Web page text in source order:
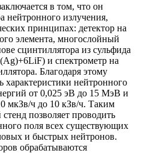
в том, что он
нейтронного излучения,
принципах: детектор на
элемента, многослойный
сцинтиллятора из сульфида
и спектрометр на
Благодаря этому
характеристики нейтронного
от 0,025 эВ до 15 МэВ и
мкЗв/ч до 10 кЗв/ч. Таким
позволяет проводить
поля всех существующих
и быстрых нейтронов.
обрабатываются